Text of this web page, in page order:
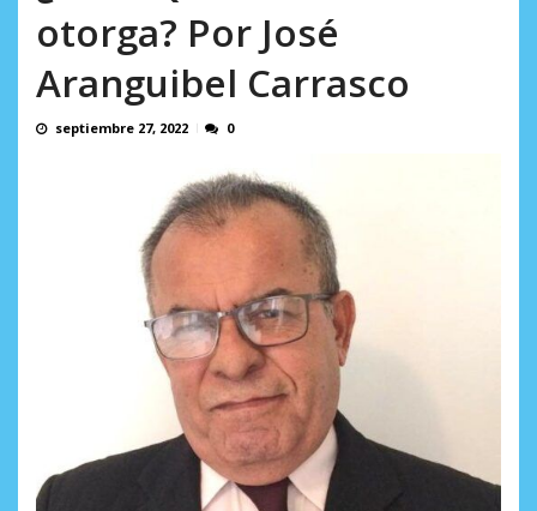
otorga? Por José
Aranguibel Carrasco
septiembre 27, 2022 0